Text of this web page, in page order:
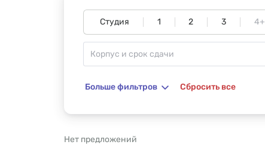
Студия 1 2 3 4+
Больше фильтров Сбросить все
Нет предложений